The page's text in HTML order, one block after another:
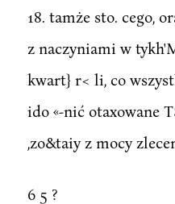
18. tamże sto. cego,
z naczyniami w
kwart} r< li, co
ido «-nić otaxowane
,zo&taiy z mocy
6 5 ?